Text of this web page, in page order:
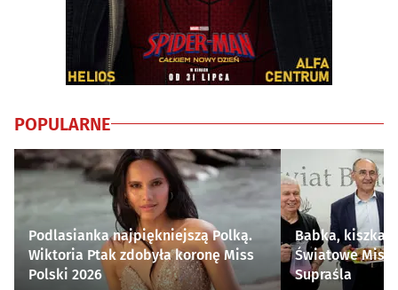
POPULARNE
Podlasianka najpiękniejszą Polką.
Wiktoria Ptak zdobyła koronę Miss
Polski 2026
Babka, kiszka i
Światowe
Supraśla